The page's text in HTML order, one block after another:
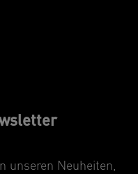
unseren Neuheiten,